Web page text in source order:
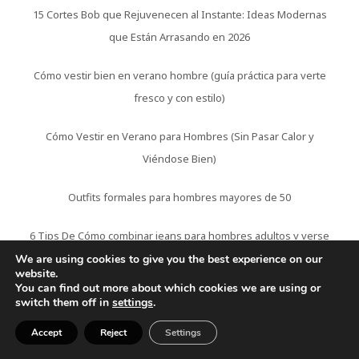
15 Cortes Bob que Rejuvenecen al Instante: Ideas Modernas
que Están Arrasando en 2026
Cómo vestir bien en verano hombre (guía práctica para verte
fresco y con estilo)
Cómo Vestir en Verano para Hombres (Sin Pasar Calor y
Viéndose Bien)
Outfits formales para hombres mayores de 50
6 Tips De Cómo combinar jeans para hombres adultos y verse
más elegante
Peinados modernos para hombres de 50 años que
rejuvenecen
We are using cookies to give you the best experience on our
website.
You can find out more about which cookies we are using or
switch them off in settings.
Accept Reject Settings